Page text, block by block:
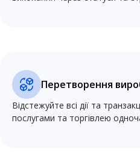
Перетворення
Відстежуйте всі дії та
послугами та торгівлею